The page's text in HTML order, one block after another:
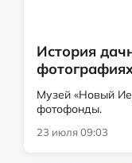
История
Музей «Новый
фотофонды.
23 июля 09:03